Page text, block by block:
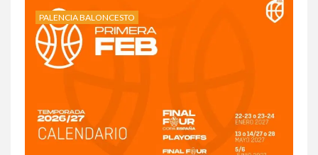
PALENCIA BALONCESTO